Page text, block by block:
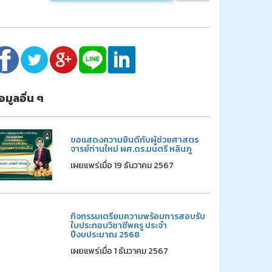
มูลอื่น ๆ
ขอแสดงความยินดีกับผู้ช่วยศาสตร
จารย์ท่านใหม่ ผศ.ดร.มนตรี หลินภู
เผยแพร่เมื่อ 19 ธันวาคม 2567
กิจกรรมเตรียมความพร้อมการสอบรับ
ใบประกอบวิชาชีพครู ประจำ
ปีงบประมาณ 2568
เผยแพร่เมื่อ 1 ธันวาคม 2567